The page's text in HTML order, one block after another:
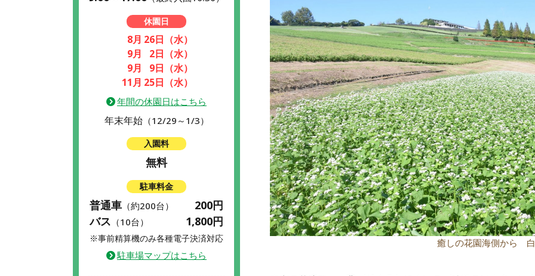
癒しの花園海側から
休園日
8月 26日 （水）
9月
2日 （水）
9月
9日 （水）
11月 25日 （水）
年間の休園日はこちら
年末年始（12/29～1/3）
入園料
無料
駐車料金
普通車 （約200台）
200円
バス （10台） 1,800円
※事前精算機のみ各種電子決済対応
駐車場マップはこちら